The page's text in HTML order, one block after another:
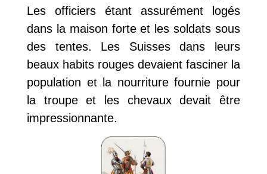
Les officiers étant assurément logés
dans la maison forte et les soldats sous
des tentes. Les Suisses dans leurs
beaux habits rouges devaient fasciner la
population et la nourriture fournie pour
la troupe et les chevaux devait être
impressionnante.